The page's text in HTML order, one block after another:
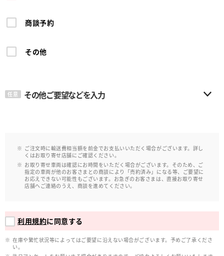
商談予約
その他
任意 その他ご要望などを入力
ご注文時に輸送費相当額を前金でお支払いいただく場合がございます。詳し
くはお取り寄せ店舗にご確認ください。
お取り寄せ車両は確認にお時間をいただく場合がございます。そのため、ご
指定の車両が他のお客さまとの商談により「売約済み」になる等、ご要望に
お応えできない可能性もございます。お急ぎのお客さまは、直接お取り寄せ
店舗へご連絡のうえ、商談を進めてください。
利用規約に同意する
在庫や繁忙状況等によってはご要望に沿えない場合がございます。予めご了承くださ
い。